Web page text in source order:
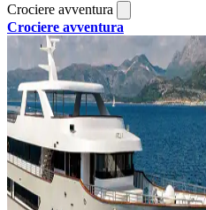
Crociere avventura
Crociere avventura